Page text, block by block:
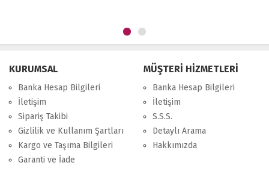
KURUMSAL
Banka Hesap Bilgileri
İletişim
Sipariş Takibi
Gizlilik ve Kullanım Şartları
Kargo ve Taşıma Bilgileri
Garanti ve İade
MÜŞTERİ HİZMETLERİ
Banka Hesap Bilgileri
İletişim
S.S.S.
Detaylı Arama
Hakkımızda